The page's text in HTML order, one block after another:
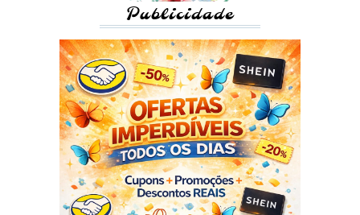
Publicidade